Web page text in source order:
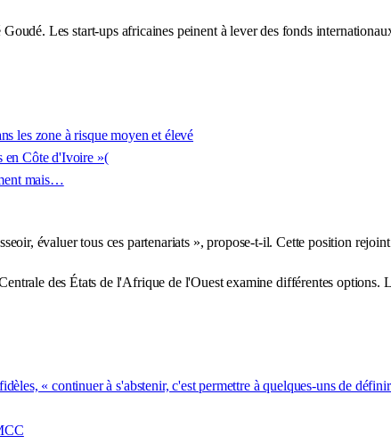
Les start-ups africaines peinent à lever des fonds
les zone à risque moyen et élevé
en Côte d'Ivoire »(
mais…
évaluer tous ces partenariats », propose-t-il. Cette position
des États de l'Afrique de l'Ouest examine différentes
« continuer à s'abstenir, c'est permettre à quelques-uns de